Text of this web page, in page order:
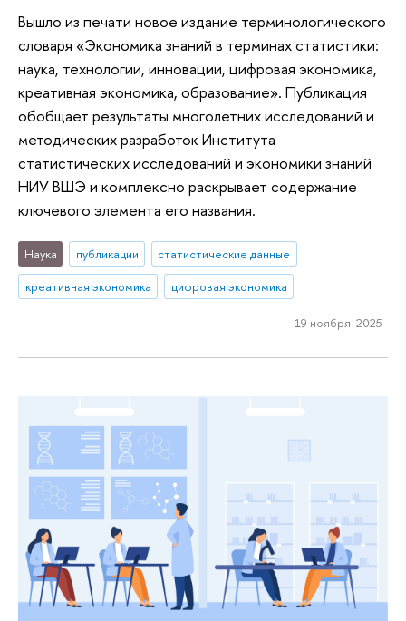
Вышло из печати новое издание терминологического
словаря «Экономика знаний в терминах статистики:
наука, технологии, инновации, цифровая экономика,
креативная экономика, образование». Публикация
обобщает результаты многолетних исследований и
методических разработок Института
статистических исследований и экономики знаний
НИУ ВШЭ и комплексно раскрывает содержание
ключевого элемента его названия.
Наука публикации
статистические данные
креативная экономика
цифровая экономика
19 ноября 2025